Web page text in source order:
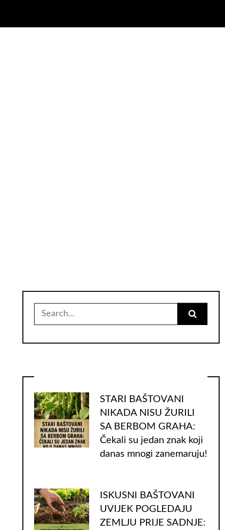
Search
STARI BAŠTOVANI
NIKADA NISU ŽURILI
SA BERBOM GRAHA:
Čekali su jedan znak koji
danas mnogi zanemaruju!
ISKUSNI BAŠTOVANI
UVIJEK POGLEDAJU
ZEMLJU PRIJE SADNJE: